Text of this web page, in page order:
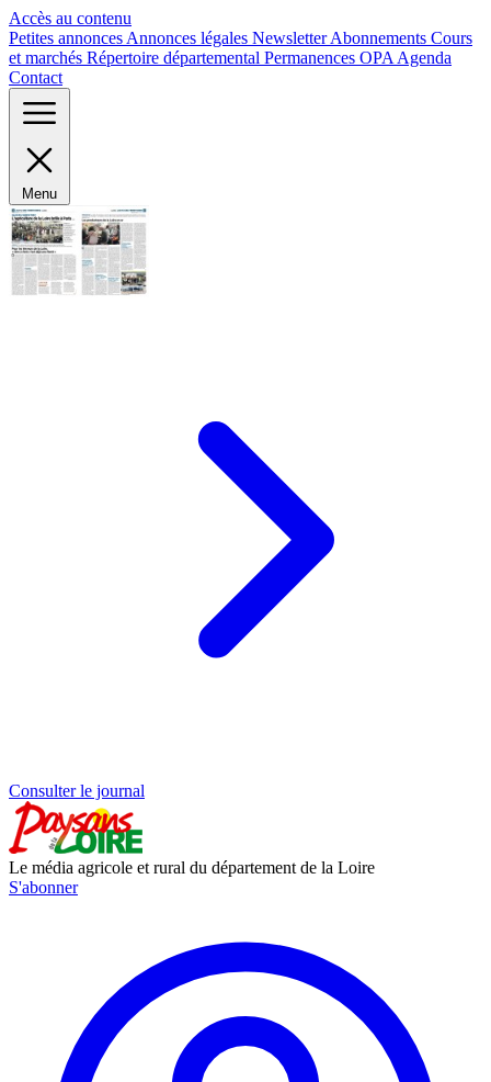
Accès au contenu
Petites annonces Annonces légales NewsletterAbonnements Cours
et marchés Répertoire départemental Permanences OPA Agenda
Contact
Menu
Consulter le journal
Le média agricole et rural du département de la Loire
S'abonner
Panneau de gestion des cookies